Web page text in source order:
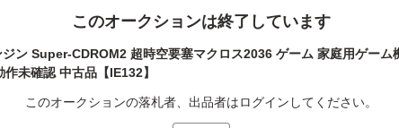
このオークションは終了しています
ン Super-CDROM2 超時空要塞マクロス2036 ゲーム 家庭用ゲーム
未確認 中古品【IE132】
このオークションの落札者、出品者はログインしてください。